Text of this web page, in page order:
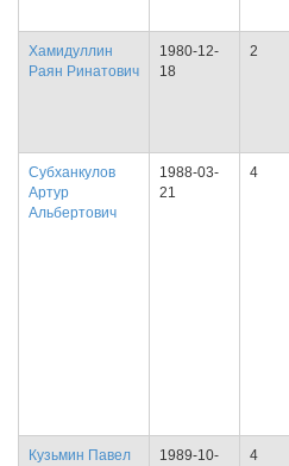
Хамидуллин
Раян Ринатович
1980-12-
18
2
Субханкулов
Артур
Альбертович
1988-03-
21
4
Кузьмин Павел
1989-10-
4